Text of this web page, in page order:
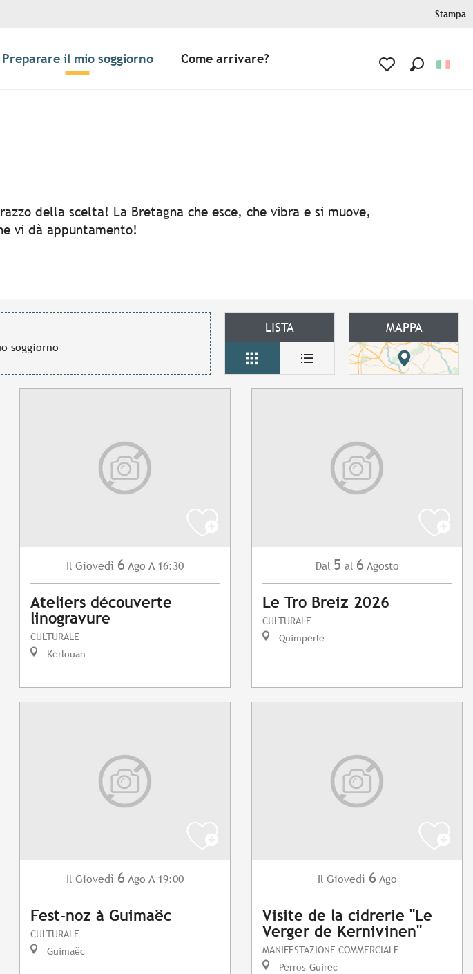
Stampa
Preparare il mio soggiorno Come arrivare?
della scelta! La Bretagna che esce, che vibra e si muove,
vi dà appuntamento!
soggiorno
LISTA MAPPA
Il Giovedì 6 Ago A 16:30
Ateliers découverte
linogravure
CULTURALE
Kerlouan
Dal 5 al 6 Agosto
Le Tro Breiz 2026
CULTURALE
Quimperlé
Il Giovedì 6 Ago A 19:00
Fest-noz à Guimaëc
CULTURALE
Guimaëc
Il Giovedì 6 Ago
Visite de la cidrerie "Le
Verger de Kernivinen"
MANIFESTAZIONE COMMERCIALE
Perros-Guirec